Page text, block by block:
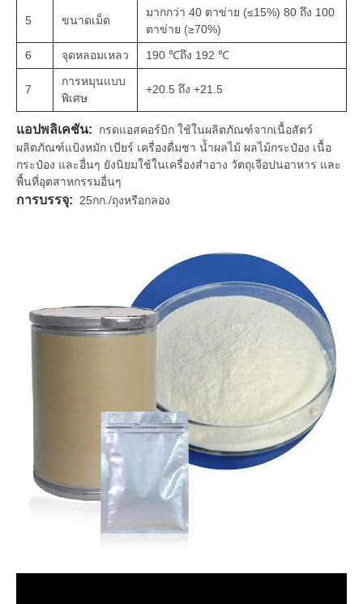
5 ขนาดเม็ด
มากกว่า 40 ตาข่าย (≤15%) 80 ถึง 100
ตาข่าย (≥70%)
6
จุดหลอมเหลว 190 ℃ถึง 192 ℃
7
การหมุนแบบ
พิเศษ
+20.5 ถึง +21.5
แอปพลิเคชัน:
กรดแอสคอร์บิก ใช้ในผลิตภัณฑ์จากเนื้อสัตว์
ผลิตภัณฑ์แป้งหมัก เบียร์ เครื่องดื่มชา น้ำผลไม้ ผลไม้กระป๋อง เนื้อ
กระป๋อง และอื่นๆ ยังนิยมใช้ในเครื่องสำอาง วัตถุเจือปนอาหาร และ
พื้นที่อุตสาหกรรมอื่นๆ
การบรรจุ: 25กก./ถุงหรือกลอง